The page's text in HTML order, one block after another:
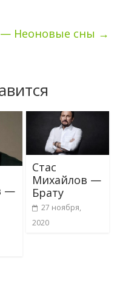
— Неоновые сны →
—
Стас
Михайлов —
Брату
27 ноября,
2020